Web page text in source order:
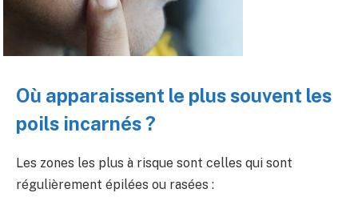
Où apparaissent le plus souvent les
poils incarnés ?
Les zones les plus à risque sont celles qui sont
régulièrement épilées ou rasées :